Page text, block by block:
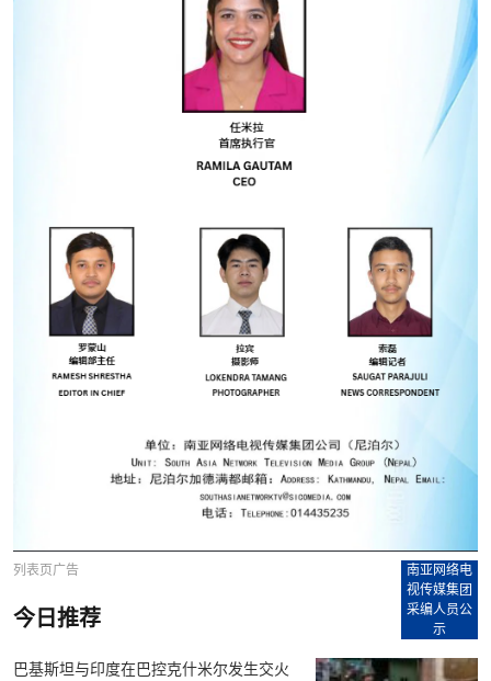
列表页广告
南亚网络电
视传媒集团
采编人员公
示
今日推荐
巴基斯坦与印度在巴控克什米尔发生交火